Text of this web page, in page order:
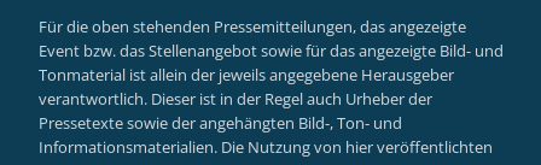
Für die oben stehenden Pressemitteilungen, das angezeigte
Event bzw. das Stellenangebot sowie für das angezeigte Bild- und
Tonmaterial ist allein der jeweils angegebene Herausgeber
verantwortlich. Dieser ist in der Regel auch Urheber der
Pressetexte sowie der angehängten Bild-, Ton- und
Informationsmaterialien. Die Nutzung von hier veröffentlichten